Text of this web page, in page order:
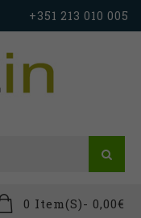
+351 213 010 005
0 Item(s)- 0,00€